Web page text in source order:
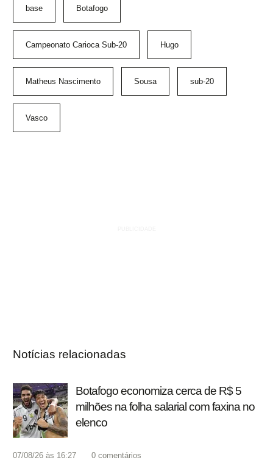
base Botafogo
Campeonato Carioca Sub-20 Hugo
Matheus Nascimento Sousa sub-20
Vasco
Notícias relacionadas
Botafogo economiza cerca de R$ 5
milhões na folha salarial com faxina no
elenco
07/08/26 às 16:27 0 comentários